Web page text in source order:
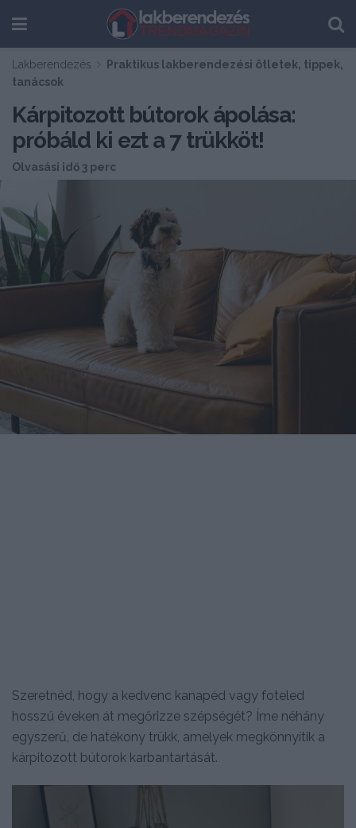
Lakberendezés
Praktikus lakberendezési ötletek, tippek,
tanácsok
Kárpitozott bútorok ápolása:
próbáld ki ezt a 7 trükköt!
Olvasási idő 3 perc
Szeretnéd, hogy a kedvenc kanapéd vagy foteled
hosszú éveken át megőrizze szépségét? Íme néhány
egyszerű, de hatékony trükk, amelyek megkönnyítik a
kárpitozott bútorok karbantartását.